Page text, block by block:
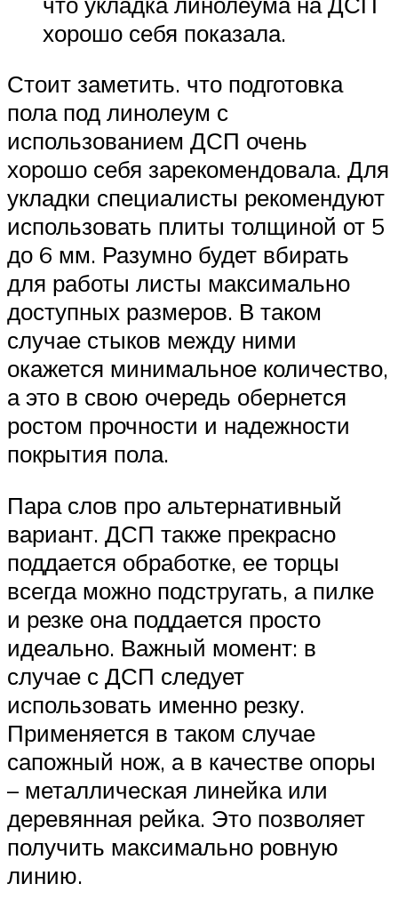
хорошо себя показала.
Стоит заметить. что подготовка
пола под линолеум с
использованием ДСП очень
хорошо себя зарекомендовала. Для
укладки специалисты рекомендуют
использовать плиты толщиной от 5
до 6 мм. Разумно будет вбирать
для работы листы максимально
доступных размеров. В таком
случае стыков между ними
окажется минимальное количество,
а это в свою очередь обернется
ростом прочности и надежности
покрытия пола.
Пара слов про альтернативный
вариант. ДСП также прекрасно
поддается обработке, ее торцы
всегда можно подстругать, а пилке
и резке она поддается просто
идеально. Важный момент: в
случае с ДСП следует
использовать именно резку.
Применяется в таком случае
сапожный нож, а в качестве опоры
– металлическая линейка или
деревянная рейка. Это позволяет
получить максимально ровную
линию.